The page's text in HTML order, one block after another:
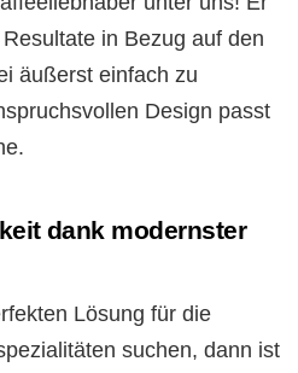
in Bezug auf den
äußerst einfach zu
Design passt
dank modernster
Lösung für die
suchen, dann ist